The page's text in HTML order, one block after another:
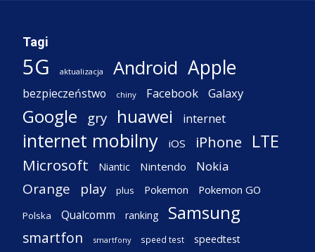
Tagi
5G aktualizacja Android Apple
bezpieczeństwo chiny Facebook Galaxy
Google gry huawei internet
internet mobilny iOS iPhone LTE
Microsoft Niantic Nintendo Nokia
Orange play plus Pokemon Pokemon GO
Polska Qualcomm ranking Samsung
smartfon smartfony speed test speedtest